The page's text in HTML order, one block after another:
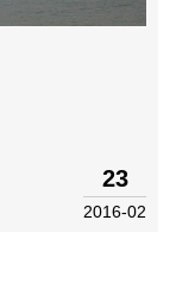
23
2016-02